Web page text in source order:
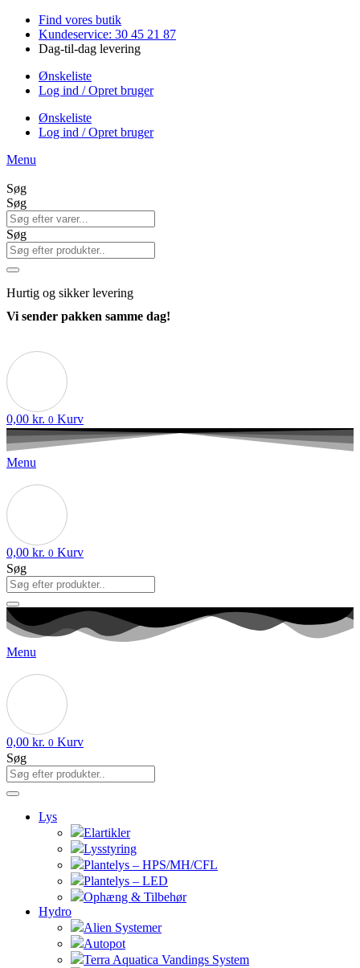
Videre
indhold
Find vores butik
Kundeservice: 30 45 21 87
Dag-til-dag levering
Ønskeliste
Log ind / Opret bruger
Ønskeliste
Log ind / Opret bruger
Menu
Søg
Søg
Søg
Hurtig og sikker levering
Vi sender pakken samme dag!
0,00 kr. 0 Kurv
Menu
0,00 kr. 0 Kurv
Søg
Menu
0,00 kr. 0 Kurv
Søg
Lys
Elartikler
Lysstyring
Plantelys – HPS/MH/CFL
Plantelys – LED
Ophæng & Tilbehør
Hydro
Alien Systemer
Autopot
Terra Aquatica Vandings System